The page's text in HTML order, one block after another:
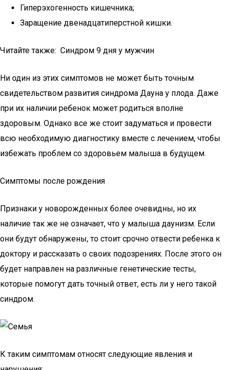
Гиперэхогенность кишечника;
Заращение двенадцатиперстной кишки.
Читайте также: Синдром 9 дня у мужчин
Ни один из этих симптомов не может быть точным
свидетельством развития синдрома Дауна у плода. Даже
при их наличии ребенок может родиться вполне
здоровым. Однако все же стоит задуматься и провести
всю необходимую диагностику вместе с лечением, чтобы
избежать проблем со здоровьем малыша в будущем.
Симптомы после рождения
Признаки у новорожденных более очевидны, но их
наличие так же не означает, что у малыша даунизм. Если
они будут обнаружены, то стоит срочно отвести ребенка к
доктору и рассказать о своих подозрениях. После этого он
будет направлен на различные генетические тесты,
которые помогут дать точный ответ, есть ли у него такой
синдром.
К таким симптомам относят следующие явления и